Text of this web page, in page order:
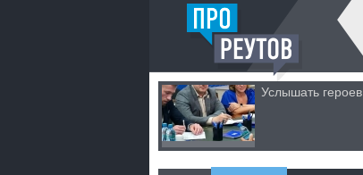
Услышать героев